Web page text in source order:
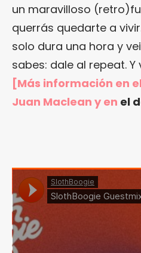
un maravilloso
querrás quedarte a
solo dura una hora y
sabes: dale al repeat.
[Más información en
Juan Maclean y en el